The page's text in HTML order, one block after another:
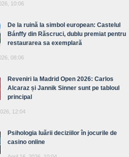
10:06
De la ruină la simbol european: Castelul
Bánffy din Răscruci, dublu premiat pentru
restaurarea sa exemplară
08:06
Reveniri la Madrid Open 2026: Carlos
Alcaraz și Jannik Sinner sunt pe tabloul
principal
12:04
Psihologia luării deciziilor în jocurile de
casino online